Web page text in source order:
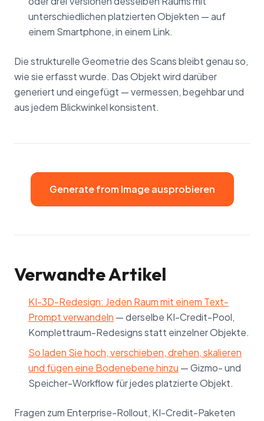
unterschiedlichen platzierten Objekten — auf
einem Smartphone, in einem Link.
Die strukturelle Geometrie des Scans bleibt genau so,
wie sie erfasst wurde. Das Objekt wird darüber
generiert und eingefügt — vermessen, begehbar und
aus jedem Blickwinkel konsistent.
Generate from Image ausprobieren
Verwandte Artikel
KI-3D-Redesign: Jeden Raum mit einem Text-
Prompt verwandeln — derselbe KI-Credit-Pool,
Komplettraum-Redesigns statt einzelner Objekte.
So laden Sie hoch, verschieben, drehen, skalieren
und fügen eine Bodenebene hinzu — Gizmo- und
Speicher-Workflow für jedes platzierte Objekt.
Fragen zum Enterprise-Rollout, KI-Credit-Paketen